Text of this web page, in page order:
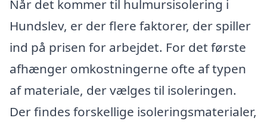
Når det kommer til hulmursisolering i
Hundslev, er der flere faktorer, der spiller
ind på prisen for arbejdet. For det første
afhænger omkostningerne ofte af typen
af materiale, der vælges til isoleringen.
Der findes forskellige isoleringsmaterialer,